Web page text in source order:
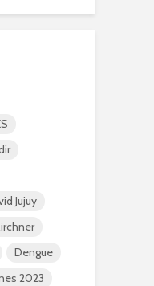
Jujuy
Dengue
2023